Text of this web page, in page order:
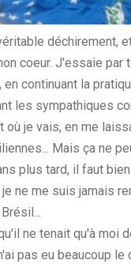
déchirement,
coeur. J'essaie par
continuant la
les sympathiques
où je vais, en me
Mais ça ne
plus tard, il faut
ne me suis jamais
ne tenait qu'à moi
pas eu beaucoup le